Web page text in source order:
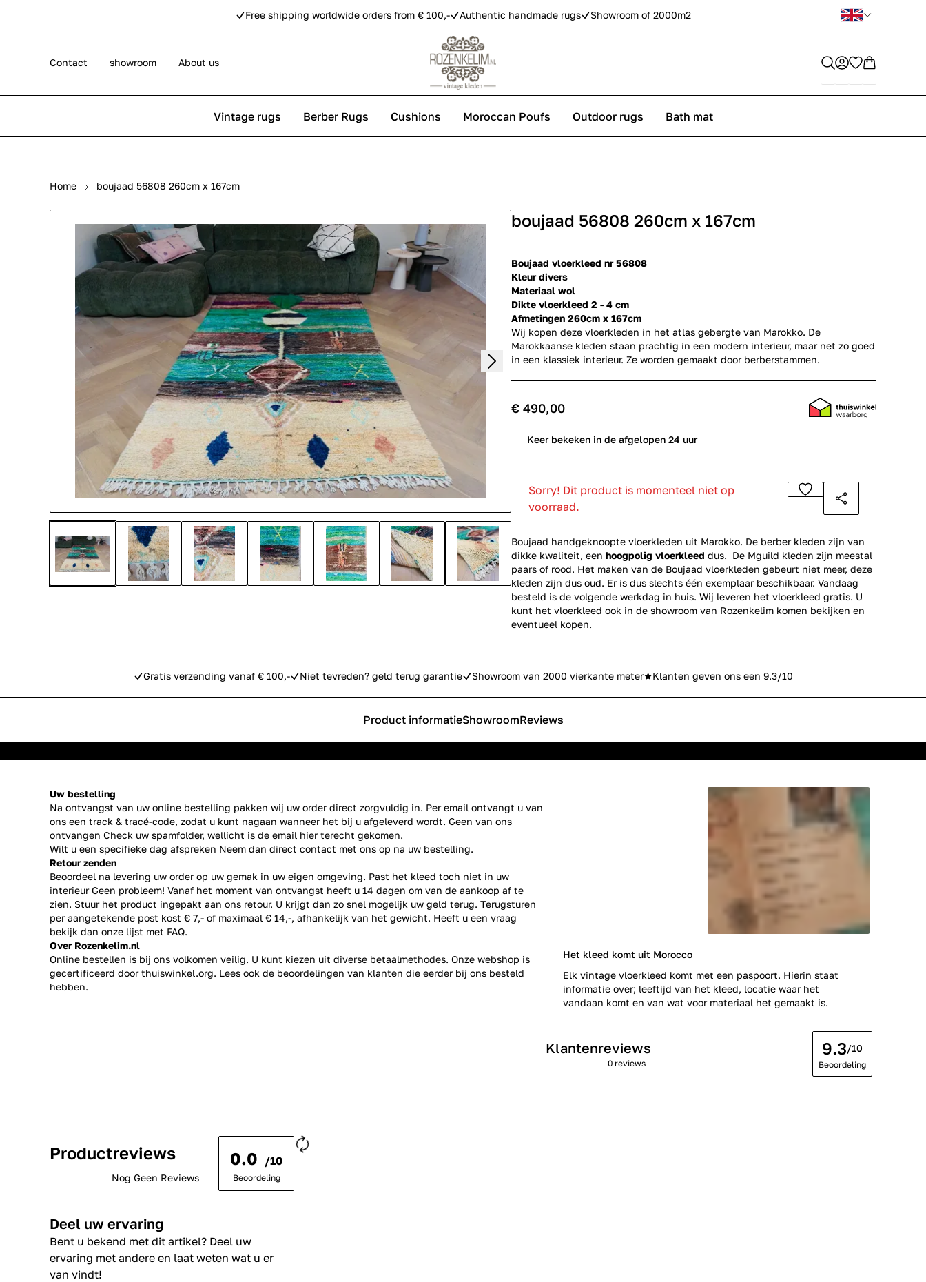
Free shipping worldwide orders from € 100,- Authentic handmade rugs Showroom of 2000m2
Contact showroom About us
Vintage rugs
Persian rugs
Rose kilim rugs Pip Studio carpets
Berber Rugs Cushions Moroccan Poufs Outdoor rugs Bath mat
Home boujaad 56808 260cm x 167cm
boujaad 56808 260cm x 167cm
Boujaad vloerkleed nr 56808
Kleur divers
Materiaal wol
Dikte vloerkleed 2 - 4 cm
Afmetingen 260cm x 167cm
Wij kopen deze vloerkleden in het atlas gebergte van Marokko. De
Marokkaanse kleden staan prachtig in een modern interieur, maar net zo goed
in een klassiek interieur. Ze worden gemaakt door berberstammen.
€ 490,00
Keer bekeken in de afgelopen 24 uur
Sorry! Dit product is momenteel niet op
voorraad.
Boujaad handgeknoopte vloerkleden uit Marokko. De berber kleden zijn van
dikke kwaliteit, een hoogpolig vloerkleed dus. De Mguild kleden zijn meestal
paars of rood. Het maken van de Boujaad vloerkleden gebeurt niet meer, deze
kleden zijn dus oud. Er is dus slechts één exemplaar beschikbaar. Vandaag
besteld is de volgende werkdag in huis. Wij leveren het vloerkleed gratis. U
kunt het vloerkleed ook in de showroom van Rozenkelim komen bekijken en
eventueel kopen.
Gratis verzending vanaf € 100,- Niet tevreden? geld terug garantie Showroom van 2000 vierkante meter Klanten geven ons een 9.3/10
Product informatieShowroomReviews
Uw bestelling
Na ontvangst van uw online bestelling pakken wij uw order direct zorgvuldig in. Per email ontvangt u van
ons een track & tracé-code, zodat u kunt nagaan wanneer het bij u afgeleverd wordt. Geen van ons
ontvangen Check uw spamfolder, wellicht is de email hier terecht gekomen.
Wilt u een specifieke dag afspreken Neem dan direct contact met ons op na uw bestelling.
Retour zenden
Beoordeel na levering uw order op uw gemak in uw eigen omgeving. Past het kleed toch niet in uw
interieur Geen probleem! Vanaf het moment van ontvangst heeft u 14 dagen om van de aankoop af te
zien. Stuur het product ingepakt aan ons retour. U krijgt dan zo snel mogelijk uw geld terug. Terugsturen
per aangetekende post kost € 7,- of maximaal € 14,-, afhankelijk van het gewicht. Heeft u een vraag
bekijk dan onze lijst met FAQ.
Over Rozenkelim.nl
Online bestellen is bij ons volkomen veilig. U kunt kiezen uit diverse betaalmethodes. Onze webshop is
gecertificeerd door thuiswinkel.org. Lees ook de beoordelingen van klanten die eerder bij ons besteld
hebben.
Het kleed komt uit Morocco
Elk vintage vloerkleed komt met een paspoort. Hierin staat
informatie over; leeftijd van het kleed, locatie waar het
vandaan komt en van wat voor materiaal het gemaakt is.
Klantenreviews
0 reviews
9.3/10
Beoordeling
Productreviews
Nog Geen Reviews
0.0 /10
Beoordeling
Deel uw ervaring
Bent u bekend met dit artikel? Deel uw
ervaring met andere en laat weten wat u er
van vindt!